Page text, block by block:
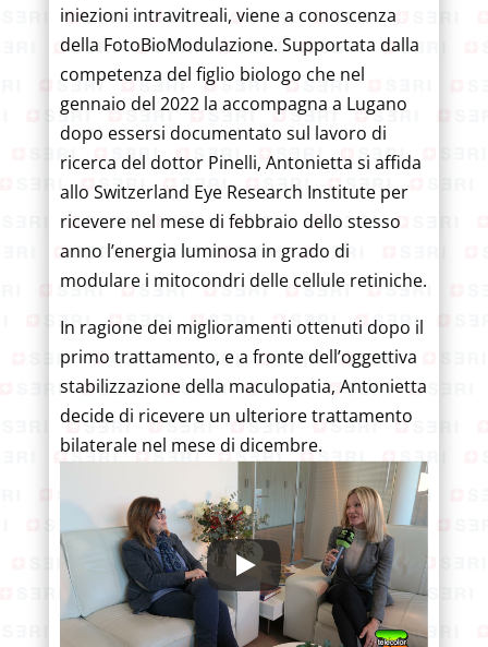
iniezioni intravitreali, viene a conoscenza
della FotoBioModulazione. Supportata dalla
competenza del figlio biologo che nel
gennaio del 2022 la accompagna a Lugano
dopo essersi documentato sul lavoro di
ricerca del dottor Pinelli, Antonietta si affida
allo Switzerland Eye Research Institute per
ricevere nel mese di febbraio dello stesso
anno l’energia luminosa in grado di
modulare i mitocondri delle cellule retiniche.
In ragione dei miglioramenti ottenuti dopo il
primo trattamento, e a fronte dell’oggettiva
stabilizzazione della maculopatia, Antonietta
decide di ricevere un ulteriore trattamento
bilaterale nel mese di dicembre.